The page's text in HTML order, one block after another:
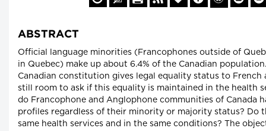
ABSTRACT
Official language minorities (Francophones outside of
in Quebec) make up about 6.4% of the Canadian
Canadian constitution gives legal equality status to French
still room to ask if this equality is maintained in the health
do Francophone and Anglophone communities of Canada
profiles regardless of their minority or majority status? Do
same health services and in the same conditions? The